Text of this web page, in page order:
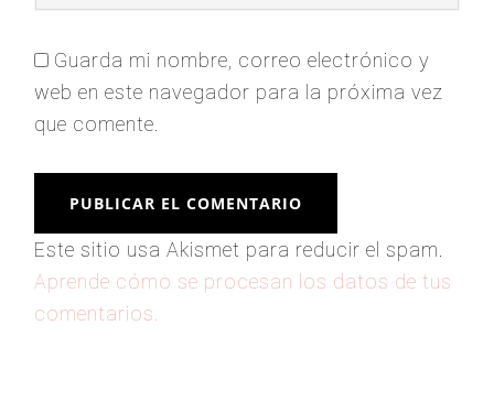
Guarda mi nombre, correo electrónico y
web en este navegador para la próxima vez
que comente.
Este sitio usa Akismet para reducir el spam.
Aprende cómo se procesan los datos de tus
comentarios.